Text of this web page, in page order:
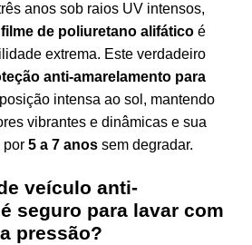
anos sob raios UV intensos,
filme de poliuretano alifático é
extrema. Este verdadeiro
anti-amarelamento para
intensa ao sol, mantendo
vibrantes e dinâmicas e sua
por 5 a 7 anos sem degradar.
veículo anti-
seguro para lavar com
pressão?